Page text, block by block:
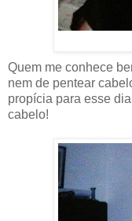
Quem me conhece
nem de pentear
propícia para esse
cabelo!